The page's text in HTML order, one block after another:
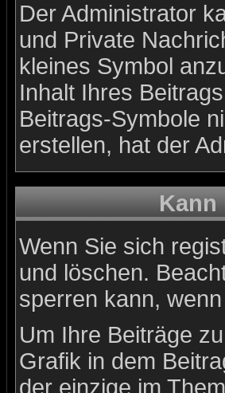
Der Administrator
und Private
kleines Symbol
Inhalt Ihres
Beitrags-Symbole
erstellen, hat der
Kann
Wenn Sie sich
und löschen.
sperren kann,
Um Ihre Beiträge
Grafik in dem
der einzige im